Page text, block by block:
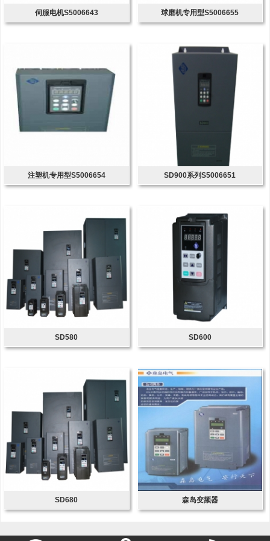
伺服电机S5006643 球磨机专用型S5006655
注塑机专用型S5006654 SD900系列S5006651
SD580 SD600
SD680 森岛变频器